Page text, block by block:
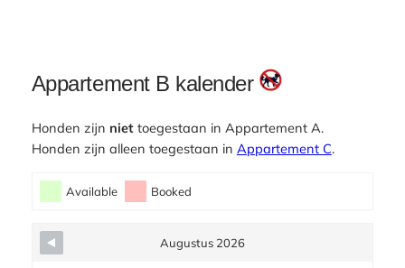
Appartement B kalender
Honden zijn niettoegestaan in Appartement A.
Honden zijn alleen toegestaan in Appartement C.
Skip Booking Form
Available Booked
Augustus 2026